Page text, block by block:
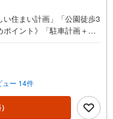
い住まい計画」「公園徒歩3
イント》「駐車計画＋庭
一種低層の街並みに馴染
画を進めやすい」「泉中
」《ご予約・ご案内につ
などの早朝・夜間の営業
わせて、ご対応させて頂き
》住宅ローン相談のみ 約3
ュー 14件